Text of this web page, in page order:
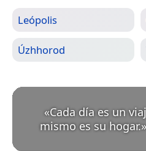
Leópolis
Úzhhorod
«Cada día es un
mismo es su hogar.»